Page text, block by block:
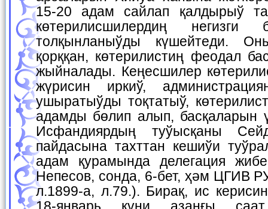
15-20 адам сайлап қалдырыў
көтерилисшилердиң негизги
толқынланыўды күшейтеди.
қорққан, көтерилистиң феодал
жыйналады. Кеңесшилер
жүрисин иркиў,
ушыратыўды тоқтатыў,
адамды бөлип алып, басқаларын
Исфандиярдың туўысқаны
пайдасына тахттан кешиўи
адам қурамында делегация
Непесов, сонда, 6-бет, ҳәм ЦГИВ
л.1899-а, л.79.). Бирақ, ис
18-январь күни азанғы